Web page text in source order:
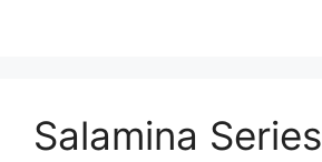
Salamina Series